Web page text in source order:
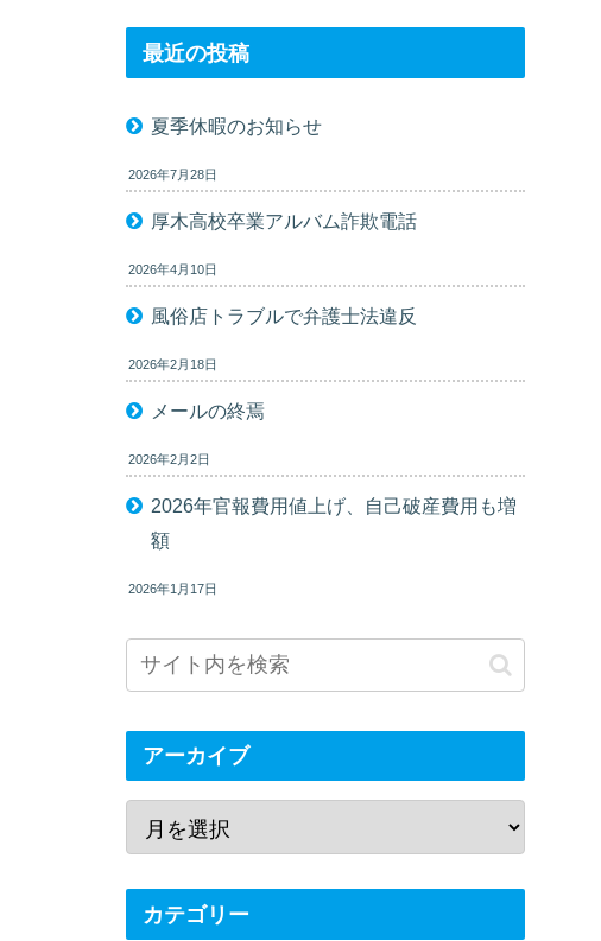
最近の投稿
夏季休暇のお知らせ
2026年7月28日
厚木高校卒業アルバム詐欺電話
2026年4月10日
風俗店トラブルで弁護士法違反
2026年2月18日
メールの終焉
2026年2月2日
2026年官報費用値上げ、自己破産費用も増
額
2026年1月17日
アーカイブ
カテゴリー